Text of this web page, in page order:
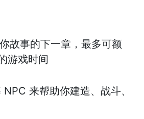
故事的下一章，最多可额
游戏时间
来帮助你建造、战斗、